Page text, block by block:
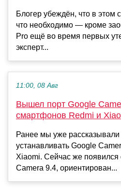
Блогер убеждён, что в этом
что необходимо — кроме
Pro ещё во время первых
эксперт...
11:00, 08 Авг
Вышел порт Google
смартфонов Redmi и
Ранее мы уже рассказывали
устанавливать Google
Xiaomi. Сейчас же появился
Camera 9.4, ориентирован...